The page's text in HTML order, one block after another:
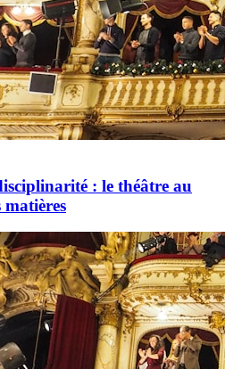
: le théâtre au
matières